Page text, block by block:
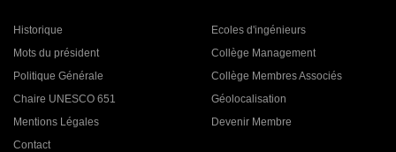
Historique
Mots du président
Politique Générale
Chaire UNESCO 651
Mentions Légales
Contact
Ecoles d'ingénieurs
Collège Management
Collège Membres Associés
Géolocalisation
Devenir Membre